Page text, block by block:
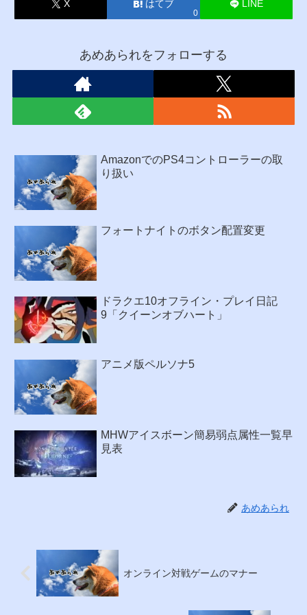
X はてブ
0
LINE
あめあられをフォローする
AmazonでのPS4コントローラーの取
り扱い
フォートナイトのボタン配置変更
ドラクエ10オフライン・プレイ日記
9「クイーンオブハート」
アニメ版ペルソナ5
MHWアイスボーン簡易弱点属性一覧早
見表
あめあられ
オンライン対戦ゲームのマナー